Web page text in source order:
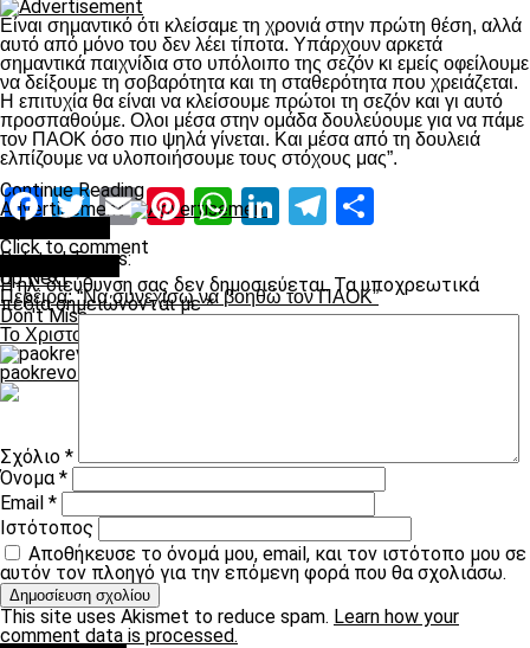
Είναι σημαντικό ότι κλείσαμε τη χρονιά στην πρώτη θέση, αλλά
αυτό από μόνο του δεν λέει τίποτα. Υπάρχουν αρκετά
σημαντικά παιχνίδια στο υπόλοιπο της σεζόν κι εμείς οφείλουμε
να δείξουμε τη σοβαρότητα και τη σταθερότητα που χρειάζεται.
Η επιτυχία θα είναι να κλείσουμε πρώτοι τη σεζόν και γι αυτό
προσπαθούμε. Ολοι μέσα στην ομάδα δουλεύουμε για να πάμε
τον ΠΑΟΚ όσο πιο ψηλά γίνεται. Και μέσα από τη δουλειά
ελπίζουμε να υλοποιήσουμε τους στόχους μας”.
Facebook
Twitter
EmailPinterest
WhatsApp
LinkedIn
Telegram
Related Topics:
Up Next
Περέιρα: “Να συνεχίσω να βοηθώ τον ΠΑΟΚ”
Don't Miss
Το Χριστουγεννιάτικο πνεύμα του ΠΑΟΚ (video)
paokrevolution
Continue Reading
Advertisement
You may like
Click to comment
Η ηλ. διεύθυνση σας δεν δημοσιεύεται. Τα υποχρεωτικά
πεδία σημειώνονται με*
Σχόλιο *
Όνομα*
Email *
Ιστότοπος
Αποθήκευσε το όνομά μου, email, και τον ιστότοπο μου σε
αυτόν τον πλοηγό για την επόμενη φορά που θα σχολιάσω.
This site uses Akismet to reduce spam. Learn how your
comment data is processed.